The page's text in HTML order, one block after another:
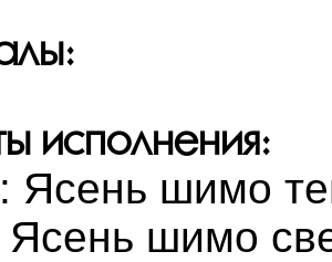
исполнения:
: Ясень шимо
Ясень шимо